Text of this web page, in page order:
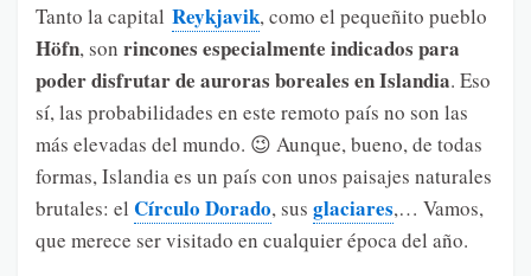
Tanto la capital Reykjavik, como el pequeñito pueblo
Höfn, son rincones especialmente indicados para
poder disfrutar de auroras boreales en Islandia. Eso
sí, las probabilidades en este remoto país no son las
más elevadas del mundo. 😉 Aunque, bueno, de todas
formas, Islandia es un país con unos paisajes naturales
brutales: el Círculo Dorado, sus glaciares,… Vamos,
que merece ser visitado en cualquier época del año.